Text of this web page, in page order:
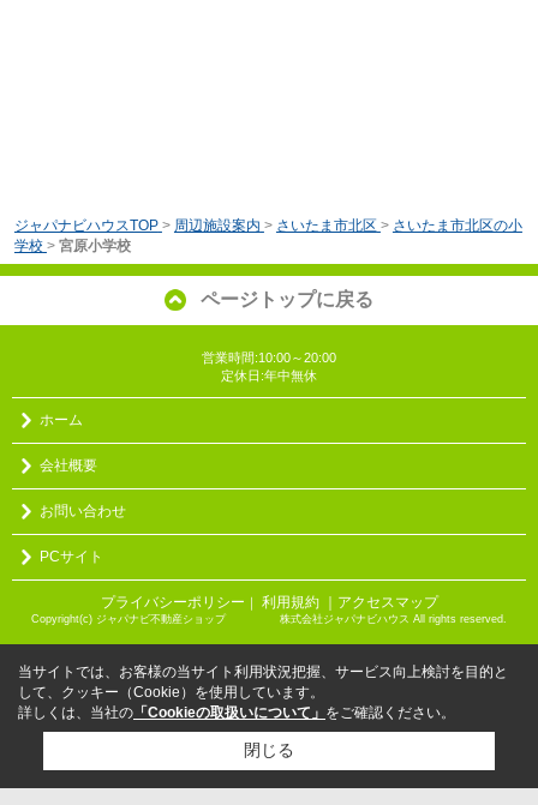
ジャパナビハウスTOP > 周辺施設案内 > さいたま市北区 > さいたま市北区の小
学校 > 宮原小学校
ページトップに戻る
営業時間:10:00～20:00
定休日:年中無休
ホーム
会社概要
お問い合わせ
PCサイト
プライバシーポリシー ｜ 利用規約 ｜アクセスマップ
Copyright(c) ジャパナビ不動産ショップ 株式会社ジャパナビハウス All rights reserved.
当サイトでは、お客様の当サイト利用状況把握、サービス向上検討を目的と
して、クッキー（Cookie）を使用しています。
詳しくは、当社の 「Cookieの取扱いについて」 をご確認ください。
閉じる